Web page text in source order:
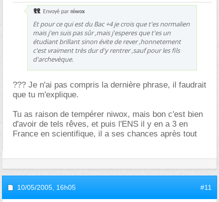
Envoyé par niwox
Et pour ce qui est du Bac +4 je crois que t'es normalien
mais j'en suis pas sûr ,mais j'esperes que t'es un
étudiant brillant sinon évite de rever ,honnetement
c'est vraiment très dur d'y rentrer ,sauf pour les fils
d'archevèque.
??? Je n'ai pas compris la dernière phrase, il faudrait
que tu m'explique.
Tu as raison de tempérer niwox, mais bon c'est bien
d'avoir de tels rêves, et puis l'ENS il y en a 3 en
France en scientifique, il a ses chances après tout
10/05/2005, 16h05 #11